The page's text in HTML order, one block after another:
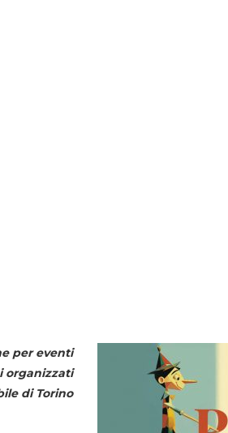
per eventi
organizzati
di Torino